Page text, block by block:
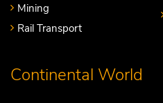
Mining
Rail Transport
Continental World